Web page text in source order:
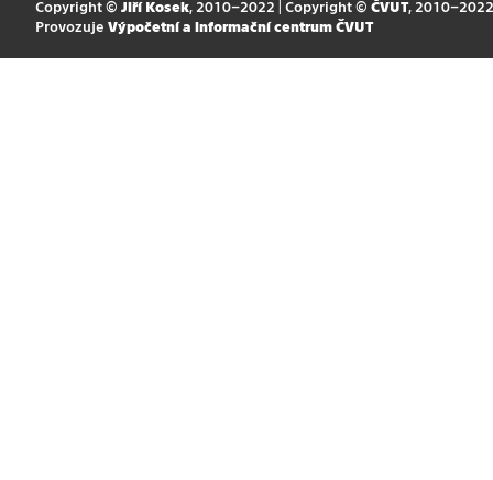
Copyright © Jiří Kosek, 2010–2022 | Copyright © ČVUT, 2010–2022
Provozuje Výpočetní a informační centrum ČVUT